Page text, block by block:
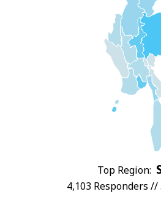
Top Region:
4,103 Responders